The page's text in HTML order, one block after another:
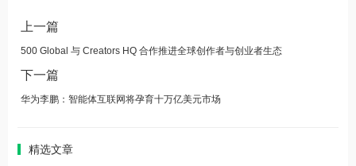
上一篇
500 Global 与 Creators HQ 合作推进全球创作者与创业者生态
下一篇
华为李鹏：智能体互联网将孕育十万亿美元市场
精选文章